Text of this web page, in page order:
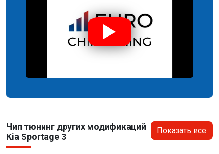
Чип тюнинг других модификаций
Kia Sportage 3
Показать все